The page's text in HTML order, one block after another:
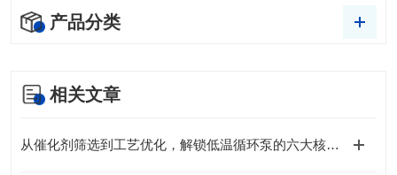
产品分类
相关文章
从催化剂筛选到工艺优化，解锁低温循环泵的六大核心优势